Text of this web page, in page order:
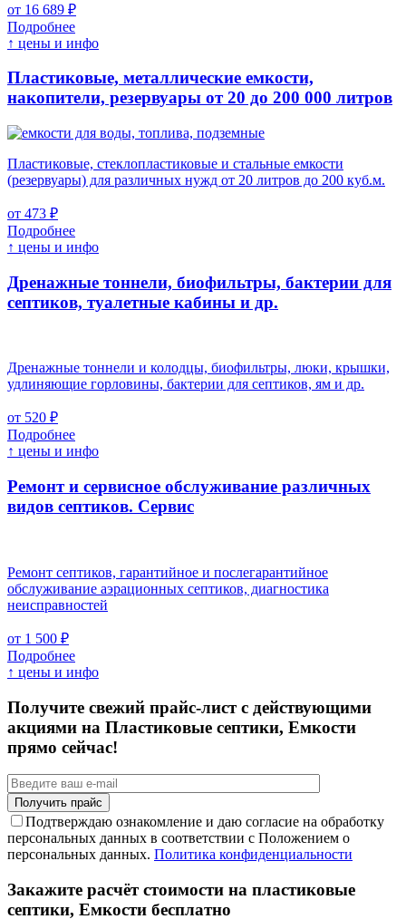
от 16 689 ₽
Подробнее
↑ цены и инфо
Пластиковые, металлические емкости,
накопители, резервуары от 20 до 200 000 литров
Пластиковые, стеклопластиковые и стальные емкости
(резервуары) для различных нужд от 20 литров до 200 куб.м.
от 473 ₽
Подробнее
↑ цены и инфо
Дренажные тоннели, биофильтры, бактерии для
септиков, туалетные кабины и др.
Дренажные тоннели и колодцы, биофильтры, люки, крышки,
удлиняющие горловины, бактерии для септиков, ям и др.
от 520 ₽
Подробнее
↑ цены и инфо
Ремонт и сервисное обслуживание различных
видов септиков. Сервис
Ремонт септиков, гарантийное и послегарантийное
обслуживание аэрационных септиков, диагностика
неисправностей
от 1 500 ₽
Подробнее
↑ цены и инфо
Получите свежий прайс-лист с действующими
акциями на Пластиковые септики, Емкости
прямо сейчас!
Подтверждаю ознакомление и даю согласие на обработку
персональных данных в соответствии с Положением о
персональных данных. Политика конфиденциальности
Закажите расчёт стоимости на пластиковые
септики, Емкости бесплатно